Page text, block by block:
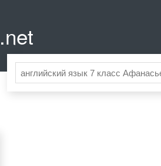
.net